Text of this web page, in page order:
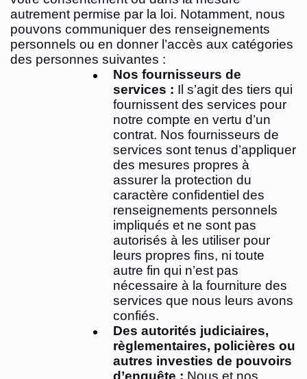
autrement permise par la loi. Notamment, nous
pouvons communiquer des renseignements
personnels ou en donner l’accès aux catégories
des personnes suivantes :
Nos fournisseurs de
services : Il s’agit des tiers qui
fournissent des services pour
notre compte en vertu d’un
contrat. Nos fournisseurs de
services sont tenus d’appliquer
des mesures propres à
assurer la protection du
caractère confidentiel des
renseignements personnels
impliqués et ne sont pas
autorisés à les utiliser pour
leurs propres fins, ni toute
autre fin qui n’est pas
nécessaire à la fourniture des
services que nous leurs avons
confiés.
Des autorités judiciaires,
règlementaires, policières ou
autres investies de pouvoirs
d’enquête : Nous et nos